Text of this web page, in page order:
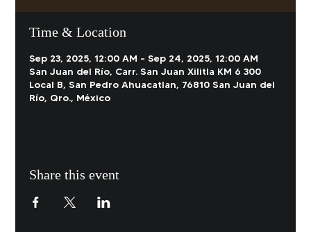
Time & Location
Sep 23, 2025, 12:00 AM – Sep 24, 2025, 12:00 AM
San Juan del Río, Carr. San Juan Xilitla KM 6 300
Local B, San Pedro Ahuacatlan, 76810 San Juan del
Río, Qro., México
Share this event